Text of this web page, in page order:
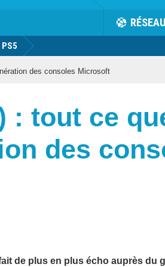
RÉSEAU
PS5
des consoles Microsoft
: tout ce
des
de plus en plus écho auprès du